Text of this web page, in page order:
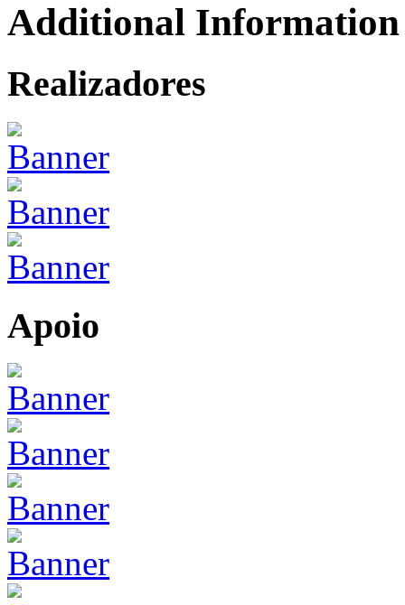
Additional Information
Realizadores
Apoio